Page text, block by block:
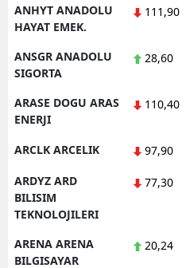
ANHYT ANADOLU
HAYAT EMEK.
111,90
ANSGR ANADOLU
SIGORTA
28,60
ARASE DOGU ARAS
ENERJI
110,40
ARCLK ARCELIK 97,90
ARDYZ ARD
BILISIM
TEKNOLOJILERI
77,30
ARENA ARENA
BILGISAYAR
20,24